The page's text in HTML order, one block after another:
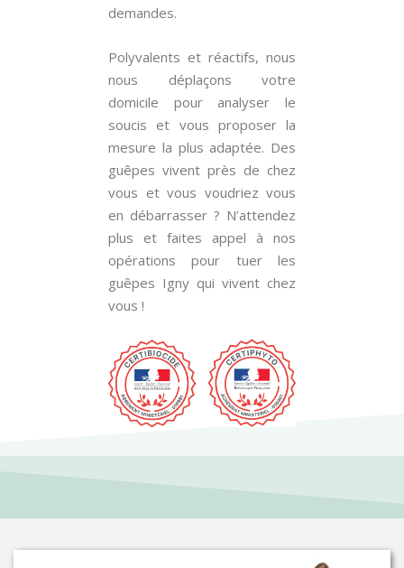
demandes.
Polyvalents et réactifs, nous
nous déplaçons votre
domicile pour analyser le
soucis et vous proposer la
mesure la plus adaptée. Des
guêpes vivent près de chez
vous et vous voudriez vous
en débarrasser ? N’attendez
plus et faites appel à nos
opérations pour tuer les
guêpes Igny qui vivent chez
vous !